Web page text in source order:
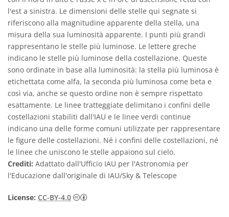
l'est a sinistra. Le dimensioni delle stelle qui segnate si
riferiscono alla magnitudine apparente della stella, una
misura della sua luminosità apparente. I punti più grandi
rappresentano le stelle più luminose. Le lettere greche
indicano le stelle più luminose della costellazione. Queste
sono ordinate in base alla luminosità: la stella più luminosa è
etichettata come alfa, la seconda più luminosa come beta e
così via, anche se questo ordine non è sempre rispettato
esattamente. Le linee tratteggiate delimitano i confini delle
costellazioni stabiliti dall'IAU e le linee verdi continue
indicano una delle forme comuni utilizzate per rappresentare
le figure delle costellazioni. Né i confini delle costellazioni, né
le linee che uniscono le stelle appaiono sul cielo.
Crediti: Adattato dall'Ufficio IAU per l'Astronomia per
l'Educazione dall'originale di IAU/Sky & Telescope
License: CC-BY-4.0 Creative Commons Attribuzione 4.0